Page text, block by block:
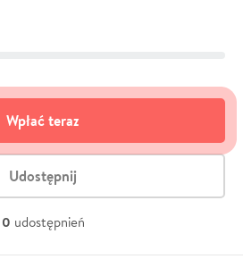
Wpłać teraz
Udostępnij
0 udostępnień